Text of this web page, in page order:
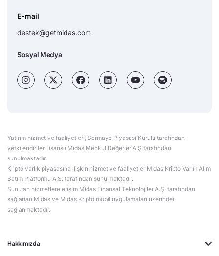
Hakkımızda
E-mail
destek@getmidas.com
Sosyal Medya
Yatırım hizmet ve faaliyetleri, Sermaye Piyasası Kurulu tarafından
yetkilendirilen lisanslı Midas Menkul Değerler A.Ş tarafından
sunulmaktadır.
Kripto varlık piyasasına ilişkin hizmet ve faaliyetler Midas Kripto Varlık Alım
Satım Platformu A.Ş. tarafından sunulmaktadır.
Sunulan hizmetlere erişim Midas Finansal Teknolojiler A.Ş. tarafından
sağlanan Midas ve Midas Kripto mobil uygulamaları üzerinden
sağlanmaktadır.